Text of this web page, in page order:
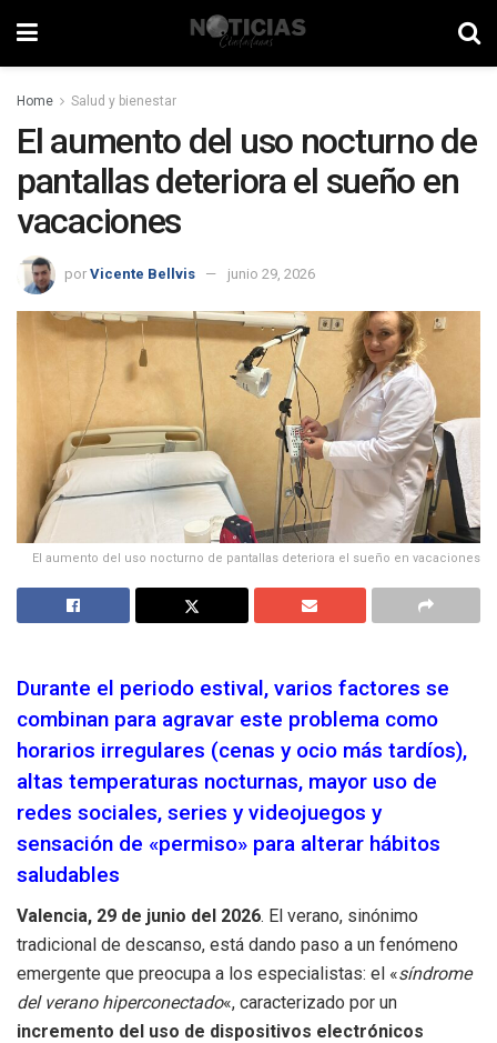
Home Salud y bienestar
El aumento del uso nocturno de
pantallas deteriora el sueño en
vacaciones
por Vicente Bellvis junio 29, 2026
El aumento del uso nocturno de pantallas deteriora el sueño en vacaciones
Durante el periodo estival, varios factores se
combinan para agravar este problema como
horarios irregulares (cenas y ocio más tardíos),
altas temperaturas nocturnas, mayor uso de
redes sociales, series y videojuegos y
sensación de «permiso» para alterar hábitos
saludables
Valencia, 29 de junio del 2026. El verano, sinónimo
tradicional de descanso, está dando paso a un fenómeno
emergente que preocupa a los especialistas: el «síndrome
del verano hiperconectado«, caracterizado por un
incremento del uso de dispositivos electrónicos